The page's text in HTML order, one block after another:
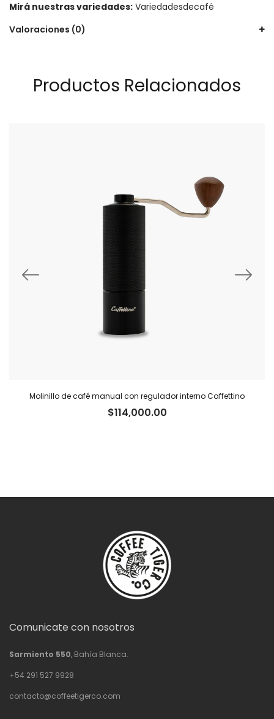
Mirá nuestras variedades: Variedadesdecafé
Valoraciones (0)
Productos Relacionados
Molinillo de café manual con regulador interno Caffettino
$114,000.00
Comunicate con nosotros
Sarmiento 550, Bahía Blanca.
+54 291 527 9928
contacto@coffeetigerco.com